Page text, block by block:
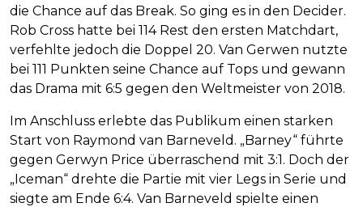
die Chance auf das Break. So ging es in den Decider.
Rob Cross hatte bei 114 Rest den ersten Matchdart,
verfehlte jedoch die Doppel 20. Van Gerwen nutzte
bei 111 Punkten seine Chance auf Tops und gewann
das Drama mit 6:5 gegen den Weltmeister von 2018.
Im Anschluss erlebte das Publikum einen starken
Start von Raymond van Barneveld. „Barney“ führte
gegen Gerwyn Price überraschend mit 3:1. Doch der
„Iceman“ drehte die Partie mit vier Legs in Serie und
siegte am Ende 6:4. Van Barneveld spielte einen